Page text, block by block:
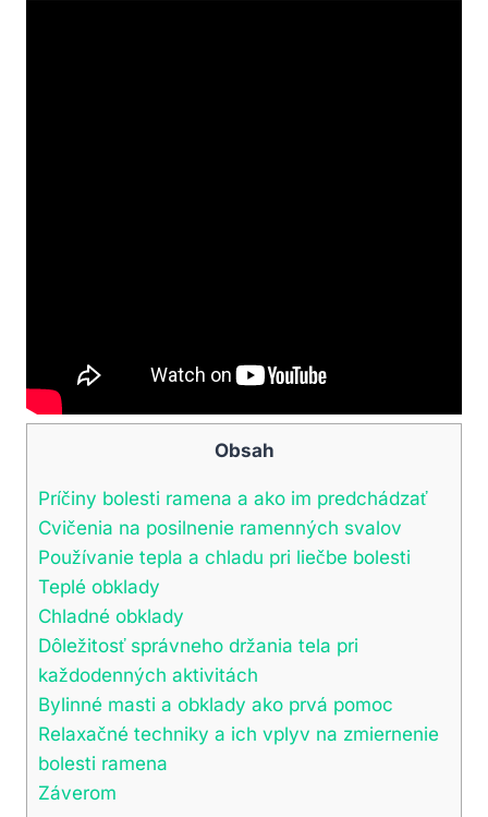
Obsah
Príčiny bolesti ramena a ako im predchádzať
Cvičenia na posilnenie ramenných svalov
Používanie tepla a chladu pri liečbe bolesti
Teplé obklady
Chladné obklady
Dôležitosť správneho držania tela pri
každodenných aktivitách
Bylinné masti a obklady ako prvá pomoc
Relaxačné techniky a ich vplyv na zmiernenie
bolesti ramena
Záverom